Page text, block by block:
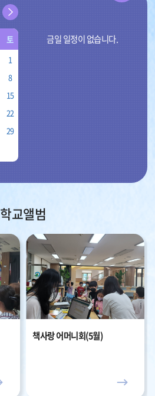
다
음
토
1
8
15
22
29
금일 일정이 없습니다.
학교앨범
책사랑 어머니회(5월)